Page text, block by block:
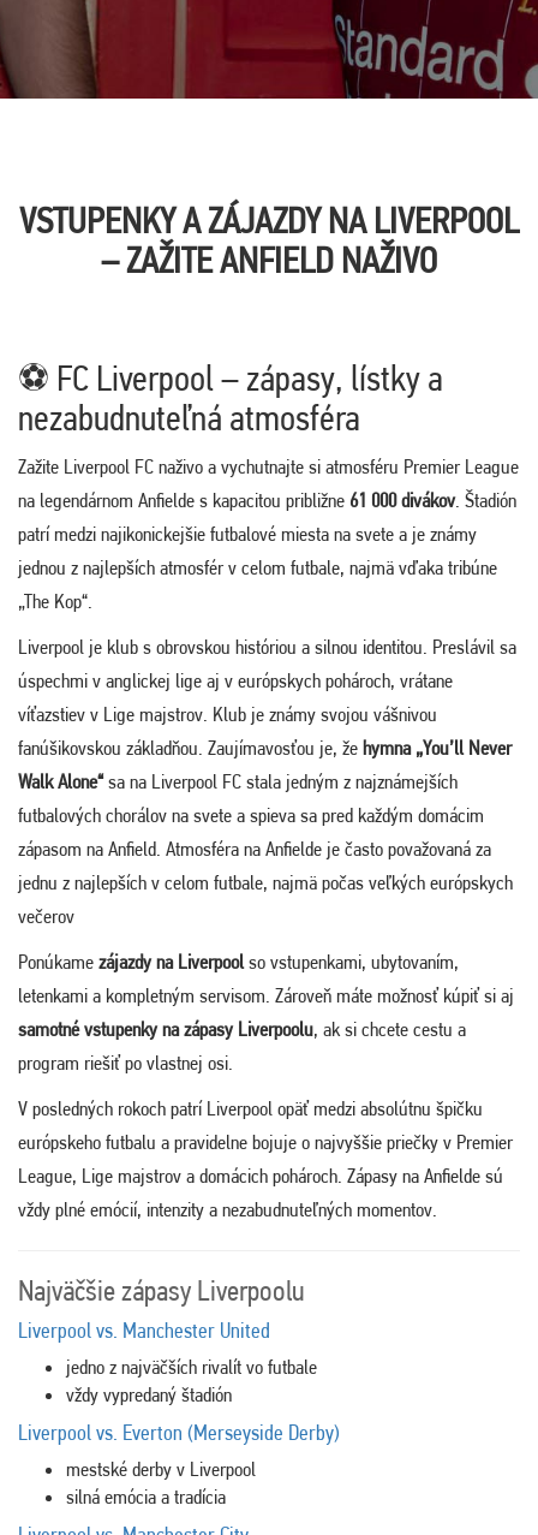
VSTUPENKY A ZÁJAZDY NA LIVERPOOL
– ZAŽITE ANFIELD NAŽIVO
⚽ FC Liverpool – zápasy, lístky a
nezabudnuteľná atmosféra
Zažite Liverpool FC naživo a vychutnajte si atmosféru Premier League
na legendárnom Anfielde s kapacitou približne 61 000 divákov. Štadión
patrí medzi najikonickejšie futbalové miesta na svete a je známy
jednou z najlepších atmosfér v celom futbale, najmä vďaka tribúne
„The Kop“.
Liverpool je klub s obrovskou históriou a silnou identitou. Preslávil sa
úspechmi v anglickej lige aj v európskych pohároch, vrátane
víťazstiev v Lige majstrov. Klub je známy svojou vášnivou
fanúšikovskou základňou. Zaujímavosťou je, že hymna „You’ll Never
Walk Alone“sa na Liverpool FC stala jedným z najznámejších
futbalových chorálov na svete a spieva sa pred každým domácim
zápasom na Anfield. Atmosféra na Anfielde je často považovaná za
jednu z najlepších v celom futbale, najmä počas veľkých európskych
večerov
Ponúkame zájazdy na Liverpoolso vstupenkami, ubytovaním,
letenkami a kompletným servisom. Zároveň máte možnosť kúpiť si aj
samotné vstupenky na zápasy Liverpoolu, ak si chcete cestu a
program riešiť po vlastnej osi.
V posledných rokoch patrí Liverpool opäť medzi absolútnu špičku
európskeho futbalu a pravidelne bojuje o najvyššie priečky v Premier
League, Lige majstrov a domácich pohároch. Zápasy na Anfielde sú
vždy plné emócií, intenzity a nezabudnuteľných momentov.
Najväčšie zápasy Liverpoolu
Liverpool vs. Manchester United
jedno z najväčších rivalít vo futbale
vždy vypredaný štadión
Liverpool vs. Everton (Merseyside Derby)
mestské derby v Liverpool
silná emócia a tradícia